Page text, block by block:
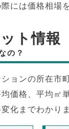
には価格相場
ト情報
の？
ョンの所在市
価格、平均㎡
化までわかりま